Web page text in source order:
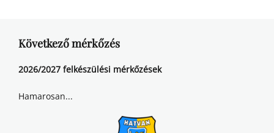
Következő mérkőzés
2026/2027 felkészülési mérkőzések
Hamarosan...